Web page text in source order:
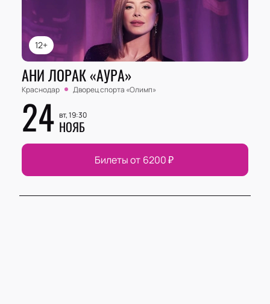
12+
АНИ ЛОРАК «АУРА»
Краснодар Дворец спорта «‎Олимп»
24 вт, 19:30
НОЯБ
Билеты от 6200₽